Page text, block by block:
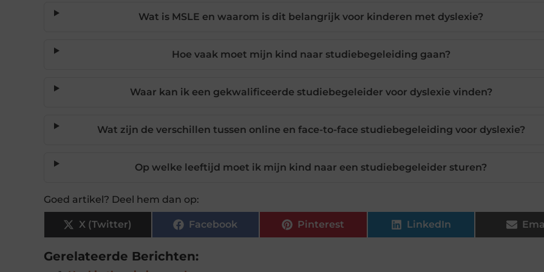
Wat is MSLE en waarom is dit belangrijk voor kinderen met dyslexie?
Hoe vaak moet mijn kind naar studiebegeleiding gaan?
Waar kan ik een gekwalificeerde studiebegeleider voor dyslexie vinden?
Wat zijn de verschillen tussen online en face-to-face studiebegeleiding voor dyslexie?
Op welke leeftijd moet ik mijn kind naar een studiebegeleider sturen?
Goed artikel? Deel hem dan op:
X (Twitter) Facebook Pinterest LinkedIn
Gerelateerde Berichten: